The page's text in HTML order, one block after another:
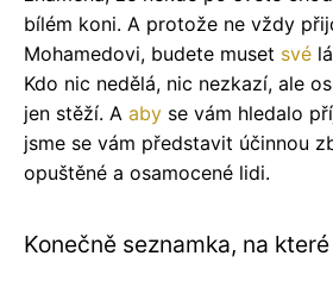
bílém koni. A protože ne vždy
Mohamedovi, budete muset své
Kdo nic nedělá, nic nezkazí, ale
jen stěží. A aby se vám hledalo
jsme se vám představit účinnou
opuštěné a osamocené lidi.
Konečně seznamka, na